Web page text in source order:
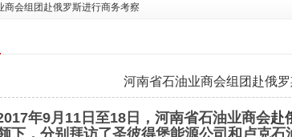
商会组团赴俄罗斯进行商务考察
河南省石油业商会组团赴俄
年9月11日至18日，河南省石油业商会赴
下，分别拜访了圣彼得堡能源公司和卢克石